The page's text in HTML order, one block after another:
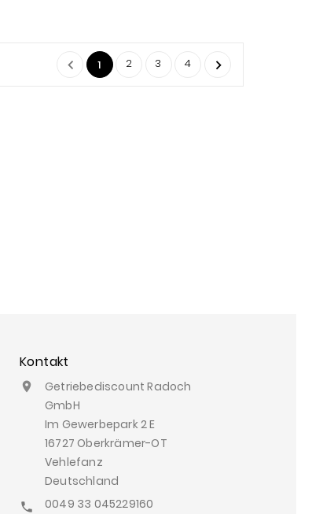
 1 2 3 4 
Kontakt

Getriebediscount Radoch
GmbH
Im Gewerbepark 2 E
16727 Oberkrämer-OT
Vehlefanz
Deutschland
 0049 33 045229160